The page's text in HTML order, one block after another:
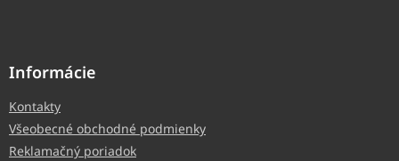
Informácie
Kontakty
Všeobecné obchodné podmienky
Reklamačný poriadok